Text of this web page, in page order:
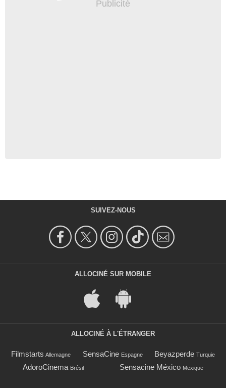
SUIVEZ-NOUS
ALLOCINÉ SUR MOBILE
ALLOCINÉ À L'ÉTRANGER
Filmstarts Allemagne SensaCine Espagne Beyazperde Turquie
AdoroCinema Brésil Sensacine México Mexique